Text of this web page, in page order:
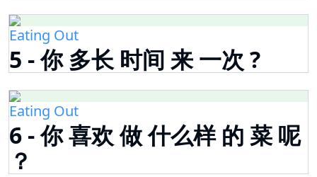
Eating Out
5 - 你 多长 时间 来 一次 ?
Eating Out
6 - 你 喜欢 做 什么样 的 菜 呢
？